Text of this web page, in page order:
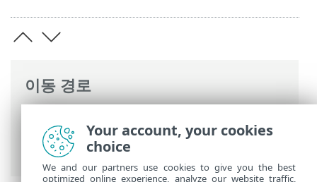
이동 경로
고급 설정
>장치 보호>탐지 응답>
SSL/TLS> 인증서 규칙
Your account, your cookies
choice
We and our partners use cookies to give you the best
optimized online experience, analyze our website traffic,